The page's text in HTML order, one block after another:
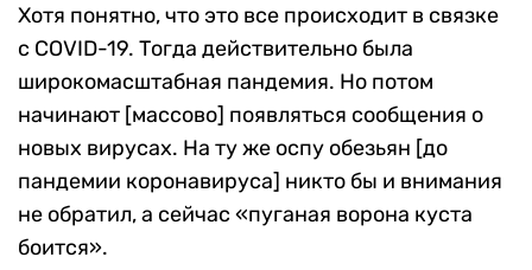
Хотя понятно, что это все происходит в связке
с COVID-19. Тогда действительно была
широкомасштабная пандемия. Но потом
начинают [массово] появляться сообщения о
новых вирусах. На ту же оспу обезьян [до
пандемии коронавируса] никто бы и внимания
не обратил, а сейчас «пуганая ворона куста
боится».